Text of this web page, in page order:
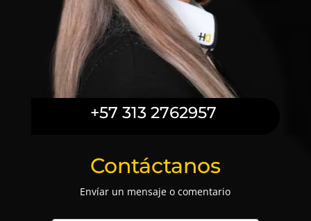
+57 313 2762957
Contáctanos
Envíar un mensaje o comentario